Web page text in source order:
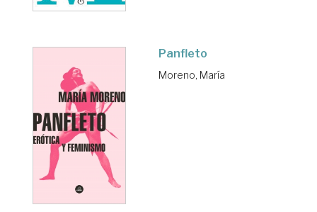
Panfleto
Moreno, María